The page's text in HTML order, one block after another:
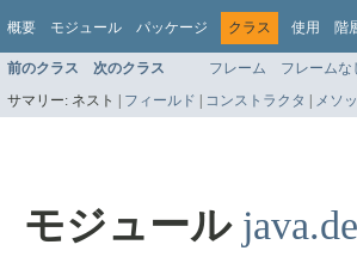
概要 モジュール パッケージ クラス 使用 階
前のクラス 次のクラス フレーム フレームな
サマリー: ネスト | フィールド | コンストラクタ | メソ
モジュール